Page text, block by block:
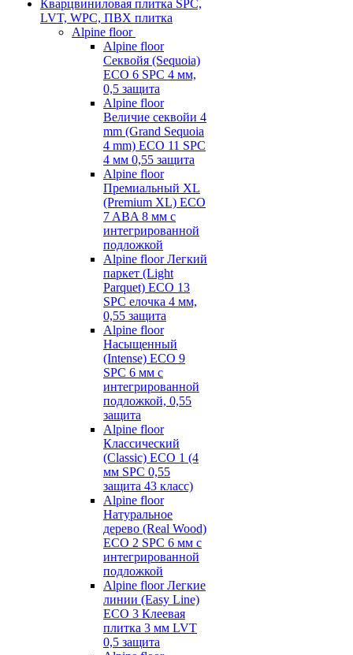
Кварцвиниловая плитка SPC,
LVT, WPC, ПВХ плитка
Alpine floor
Alpine floor
Секвойя (Sequoia)
ECO 6 SPC 4 мм,
0,5 защита
Alpine floor
Величие секвойи 4
mm (Grand Sequoia
4 mm) ECO 11 SPC
4 мм 0,55 защита
Alpine floor
Премиальный XL
(Premium XL) ECO
7 ABA 8 мм с
интегрированной
подложкой
Alpine floor Легкий
паркет (Light
Parquet) ECO 13
SPC елочка 4 мм,
0,55 защита
Alpine floor
Насыщенный
(Intense) ECO 9
SPC 6 мм с
интегрированной
подложкой, 0,55
защита
Alpine floor
Классический
(Classic) ECO 1 (4
мм SPC 0,55
защита 43 класс)
Alpine floor
Натуральное
дерево (Real Wood)
ECO 2 SPC 6 мм с
интегрированной
подложкой
Alpine floor Легкие
линии (Easy Line)
ECO 3 Клеевая
плитка 3 мм LVT
0,5 защита